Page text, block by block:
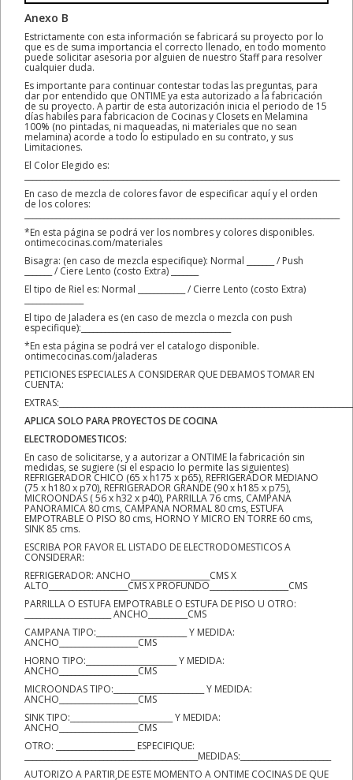
Anexo B
Estrictamente con esta información se fabricará su proyecto por lo
que es de suma importancia el correcto llenado, en todo momento
puede solicitar asesoria por alguien de nuestro Staff para resolver
cualquier duda.
Es importante para continuar contestar todas las preguntas, para
dar por entendido que ONTIME ya esta autorizado a la fabricación
de su proyecto. A partir de esta autorización inicia el periodo de 15
días habiles para fabricacion de Cocinas y Closets en Melamina
100% (no pintadas, ni maqueadas, ni materiales que no sean
melamina) acorde a todo lo estipulado en su contrato, y sus
Limitaciones.
El Color Elegido es:
________________________________________________________________________________
En caso de mezcla de colores favor de especificar aquí y el orden
de los colores:
*En esta página se podrá ver los nombres y colores disponibles.
ontimecocinas.com/materiales
Bisagra: (en caso de mezcla especifique): Normal _______ / Push
_______ / Ciere Lento (costo Extra) _______
El tipo de Riel es: Normal ____________ / Cierre Lento (costo Extra)
_______________
El tipo de Jaladera es (en caso de mezcla o mezcla con push
especifique):______________________________________
*En esta página se podrá ver el catalogo disponible.
ontimecocinas.com/jaladeras
PETICIONES ESPECIALES A CONSIDERAR QUE DEBAMOS TOMAR EN
CUENTA:
APLICA SOLO PARA PROYECTOS DE COCINA
ELECTRODOMESTICOS:
En caso de solicitarse, y a autorizar a ONTIME la fabricación sin
medidas, se sugiere (si el espacio lo permite las siguientes)
REFRIGERADOR CHICO (65 x h175 x p65), REFRIGERADOR MEDIANO
(75 x h180 x p70), REFRIGERADOR GRANDE (90 x h185 x p75),
MICROONDAS ( 56 x h32 x p40), PARRILLA 76 cms, CAMPANA
PANORAMICA 80 cms, CAMPANA NORMAL 80 cms, ESTUFA
EMPOTRABLE O PISO 80 cms, HORNO Y MICRO EN TORRE 60 cms,
SINK 85 cms.
ESCRIBA POR FAVOR EL LISTADO DE ELECTRODOMESTICOS A
CONSIDERAR:
REFRIGERADOR: ANCHO____________________CMS X
ALTO____________________CMS X PROFUNDO____________________CMS
PARRILLA O ESTUFA EMPOTRABLE O ESTUFA DE PISO U OTRO:
______________________ ANCHO__________CMS
CAMPANA TIPO:_______________________ Y MEDIDA:
ANCHO____________________CMS
HORNO TIPO:_______________________ Y MEDIDA:
ANCHO____________________CMS
MICROONDAS TIPO:_______________________ Y MEDIDA:
ANCHO____________________CMS
SINK TIPO:__________________________ Y MEDIDA:
ANCHO____________________CMS
OTRO: ____________________ ESPECIFIQUE:
____________________________________________MEDIDAS:_______________________
AUTORIZO A PARTIR DE ESTE MOMENTO A ONTIME COCINAS DE QUE